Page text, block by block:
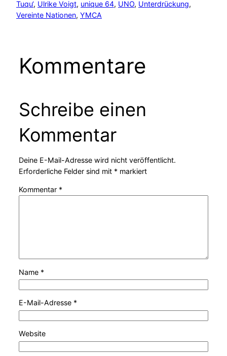
Tuqu‘, Ulrike Voigt, unique 64, UNO, Unterdrückung
Vereinte Nationen, YMCA
Kommentare
Schreibe einen
Kommentar
Deine E-Mail-Adresse wird nicht veröffentlicht.
Erforderliche Felder sind mit *markiert
Kommentar *
Name *
E-Mail-Adresse *
Website